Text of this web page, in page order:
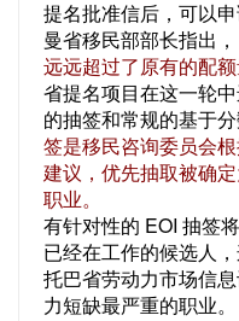
提名批准信后，可以申
曼省移民部部长指出，
远远超过了原有的配额
省提名项目在这一轮
的抽签和常规的基于分
签是移民咨询委员会
建议，优先抽取被确
职业。
有针对性的 EOI 抽签
已经在工作的候选人
托巴省劳动力市场信
力短缺最严重的职业。